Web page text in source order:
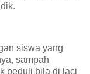
siswa yang
sampah
peduli bila di laci